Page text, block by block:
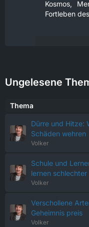
Kosmos,
Fortleben
Ungelesene
Thema
Dürre und Hitze:
Schäden wehren
Volker
Schule und
lernen schlechter
Volker
Verschollene
Geheimnis preis
Volker